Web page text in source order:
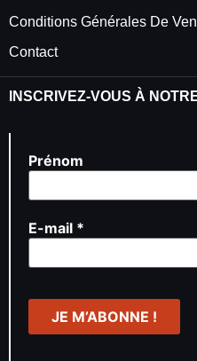
Conditions Générales De
Contact
INSCRIVEZ-VOUS À
Prénom
E-mail *